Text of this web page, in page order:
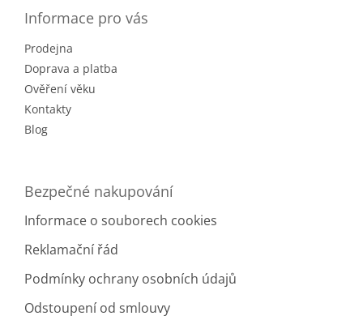
Informace pro vás
Prodejna
Doprava a platba
Ověření věku
Kontakty
Blog
Bezpečné nakupování
Informace o souborech cookies
Reklamační řád
Podmínky ochrany osobních údajů
Odstoupení od smlouvy